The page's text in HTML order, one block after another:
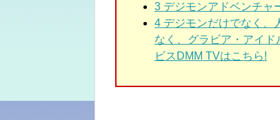
3 デジモンアドベンチャ
4 デジモンだけでなく、
なく、グラビア・アイ
ビスDMM TVはこちら!